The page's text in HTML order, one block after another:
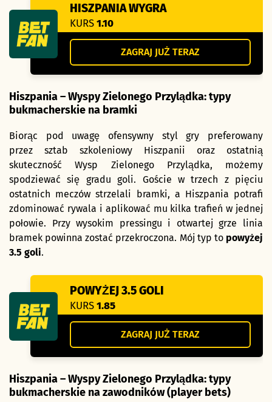
HISZPANIA WYGRA
KURS 1.10
ZAGRAJ JUŻ TERAZ
Hiszpania – Wyspy Zielonego Przylądka: typy
bukmacherskie na bramki
Biorąc pod uwagę ofensywny styl gry preferowany
przez sztab szkoleniowy Hiszpanii oraz ostatnią
skuteczność Wysp Zielonego Przylądka, możemy
spodziewać się gradu goli. Goście w trzech z pięciu
ostatnich meczów strzelali bramki, a Hiszpania potrafi
zdominować rywala i aplikować mu kilka trafień w jednej
połowie. Przy wysokim pressingu i otwartej grze linia
bramek powinna zostać przekroczona. Mój typ to powyżej
3.5 goli.
POWYŻEJ 3.5 GOLI
KURS 1.85
ZAGRAJ JUŻ TERAZ
Hiszpania – Wyspy Zielonego Przylądka: typy
bukmacherskie na zawodników (player bets)